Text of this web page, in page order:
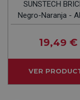
SUNSTECH
Negro-Naranja -
Portátil 5W
19,49 €
VER